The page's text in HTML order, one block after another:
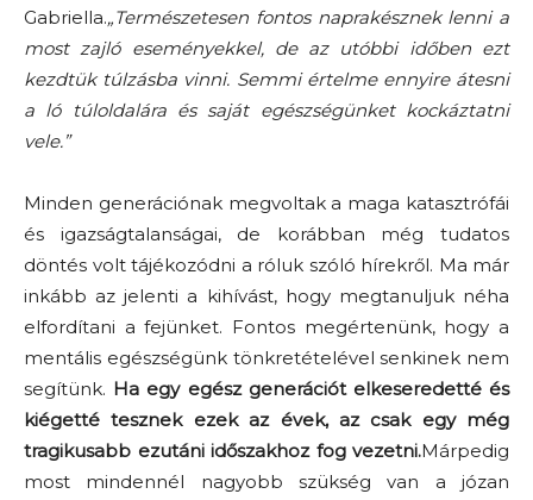
Gabriella.„Természetesen fontos naprakésznek lenni a
most zajló eseményekkel, de az utóbbi időben ezt
kezdtük túlzásba vinni. Semmi értelme ennyire átesni
a ló túloldalára és saját egészségünket kockáztatni
vele.”
Minden generációnak megvoltak a maga katasztrófái
és igazságtalanságai, de korábban még tudatos
döntés volt tájékozódni a róluk szóló hírekről. Ma már
inkább az jelenti a kihívást, hogy megtanuljuk néha
elfordítani a fejünket. Fontos megértenünk, hogy a
mentális egészségünk tönkretételével senkinek nem
segítünk. Ha egy egész generációt elkeseredetté és
kiégetté tesznek ezek az évek, az csak egy még
tragikusabb ezutáni időszakhoz fog vezetni.Márpedig
most mindennél nagyobb szükség van a józan